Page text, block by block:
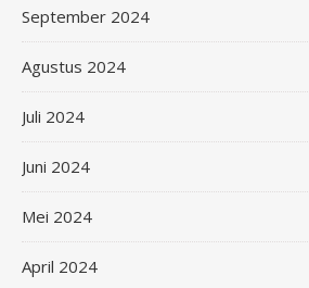
September 2024
Agustus 2024
Juli 2024
Juni 2024
Mei 2024
April 2024